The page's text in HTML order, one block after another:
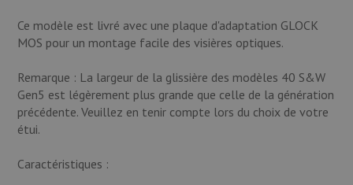
Ce modèle est livré avec une plaque d'adaptation GLOCK
MOS pour un montage facile des visières optiques.
Remarque : La largeur de la glissière des modèles 40 S&W
Gen5 est légèrement plus grande que celle de la génération
précédente. Veuillez en tenir compte lors du choix de votre
étui.
Caractéristiques :